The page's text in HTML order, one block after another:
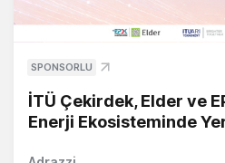
SPONSORLU
İTÜ Çekirdek, Elder ve
Enerji Ekosisteminde